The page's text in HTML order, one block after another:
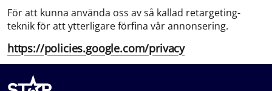
För att kunna använda oss av så kallad retargeting-
teknik för att ytterligare förfina vår annonsering.
https://policies.google.com/privacy